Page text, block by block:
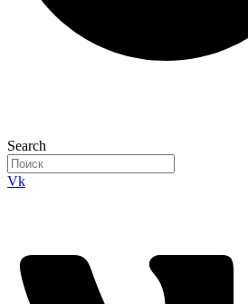
Search
Vk